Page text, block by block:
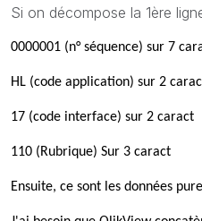
Si on décompose la 1ère
0000001 (n° séquence) sur 7
HL (code application) sur 2
17 (code interface) sur 2 caract
110 (Rubrique) Sur 3 caract
Ensuite, ce sont les données